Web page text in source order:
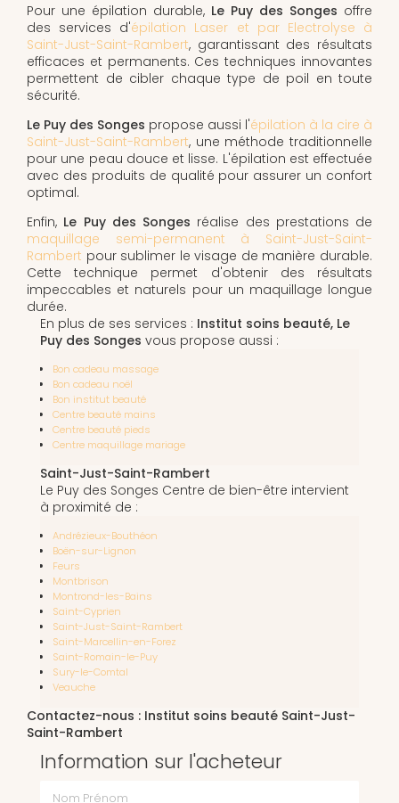
Pour une épilation durable, Le Puy des Songes offre
des services d'épilation Laser et par Electrolyse à
Saint-Just-Saint-Rambert, garantissant des résultats
efficaces et permanents. Ces techniques innovantes
permettent de cibler chaque type de poil en toute
sécurité.
Le Puy des Songes propose aussi l'épilation à la cire à
Saint-Just-Saint-Rambert, une méthode traditionnelle
pour une peau douce et lisse. L'épilation est effectuée
avec des produits de qualité pour assurer un confort
optimal.
Enfin, Le Puy des Songes réalise des prestations de
maquillage semi-permanent à Saint-Just-Saint-
Rambert pour sublimer le visage de manière durable.
Cette technique permet d'obtenir des résultats
impeccables et naturels pour un maquillage longue
durée.
En plus de ses services : Institut soins beauté, Le
Puy des Songes vous propose aussi :
Bon cadeau massage
Bon cadeau noël
Bon institut beauté
Centre beauté mains
Centre beauté pieds
Centre maquillage mariage
Saint-Just-Saint-Rambert
Le Puy des Songes Centre de bien-être intervient
à proximité de :
Andrézieux-Bouthéon
Boën-sur-Lignon
Feurs
Montbrison
Montrond-les-Bains
Saint-Cyprien
Saint-Just-Saint-Rambert
Saint-Marcellin-en-Forez
Saint-Romain-le-Puy
Sury-le-Comtal
Veauche
Contactez-nous : Institut soins beauté Saint-Just-
Saint-Rambert
Information sur l'acheteur